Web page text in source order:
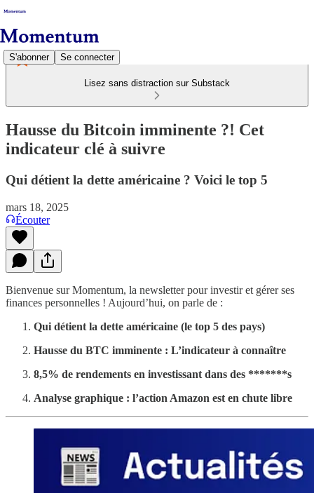
S'abonner Se connecter
Lisez sans distraction sur Substack
Hausse du Bitcoin imminente ?! Cet
indicateur clé à suivre
Qui détient la dette américaine ? Voici le top 5
mars 18, 2025
Écouter
Bienvenue sur Momentum, la newsletter pour investir et gérer ses
finances personnelles ! Aujourd’hui, on parle de :
Qui détient la dette américaine (le top 5 des pays)
Hausse du BTC imminente : L’indicateur à connaître
8,5% de rendements en investissant dans des *******s
Analyse graphique : l’action Amazon est en chute libre